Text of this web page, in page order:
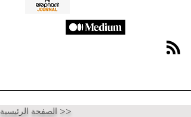
الصفحة الرئيسية >>